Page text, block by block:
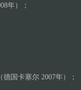
年）；
国卡塞尔 2007年）；